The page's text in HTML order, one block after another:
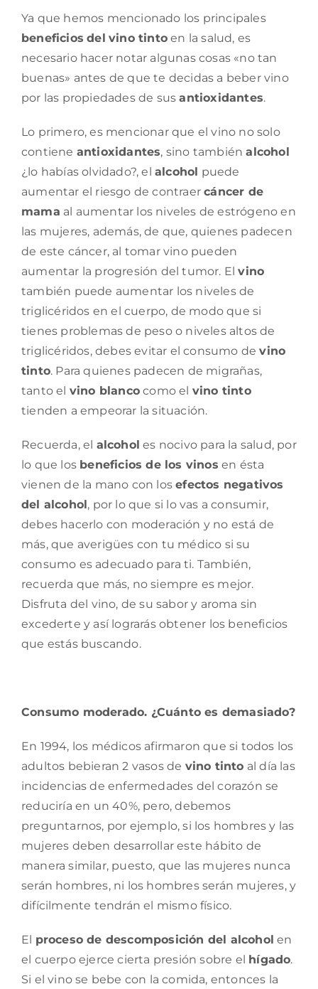
Ya que hemos mencionado los principales
beneficios del vino tinto en la salud, es
necesario hacer notar algunas cosas «no tan
buenas» antes de que te decidas a beber vino
por las propiedades de susantioxidantes.
Lo primero, es mencionar que el vino no solo
contiene antioxidantes, sino tambiénalcohol
¿lo habías olvidado?, el alcohol puede
aumentar el riesgo de contraercáncer de
mama al aumentar los niveles de estrógeno en
las mujeres, además, de que, quienes padecen
de este cáncer, al tomar vino pueden
aumentar la progresión del tumor. Elvino
también puede aumentar los niveles de
triglicéridos en el cuerpo, de modo que si
tienes problemas de peso o niveles altos de
triglicéridos, debes evitar el consumo devino
tinto. Para quienes padecen de migrañas,
tanto el vino blanco como el vino tinto
tienden a empeorar la situación.
Recuerda, el alcohol es nocivo para la salud, por
lo que los beneficios de los vinos en ésta
vienen de la mano con losefectos negativos
del alcohol, por lo que si lo vas a consumir,
debes hacerlo con moderación y no está de
más, que averigües con tu médico si su
consumo es adecuado para ti. También,
recuerda que más, no siempre es mejor.
Disfruta del vino, de su sabor y aroma sin
excederte y así lograrás obtener los beneficios
que estás buscando.
Consumo moderado. ¿Cuánto es demasiado?
En 1994, los médicos afirmaron que si todos los
adultos bebieran 2 vasos de vino tinto al día las
incidencias de enfermedades del corazón se
reduciría en un 40%, pero, debemos
preguntarnos, por ejemplo, si los hombres y las
mujeres deben desarrollar este hábito de
manera similar, puesto, que las mujeres nunca
serán hombres, ni los hombres serán mujeres, y
difícilmente tendrán el mismo físico.
El proceso de descomposición del alcohol en
el cuerpo ejerce cierta presión sobre el hígado.
Si el vino se bebe con la comida, entonces la